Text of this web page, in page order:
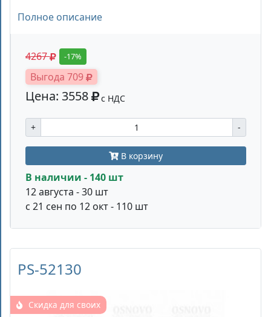
Полное описание
4267 -17%
Выгода 709
Цена: 3558 с НДС
+ -
В корзину
В наличии - 140 шт
12 августа - 30 шт
с 21 сен по 12 окт - 110 шт
PS-52130
Скидка для своих